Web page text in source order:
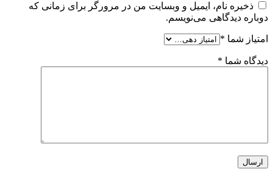
ذخیره نام، ایمیل و وبسایت من در مرورگر برای زمانی که
دوباره دیدگاهی می‌نویسم.
امتیاز شما *
دیدگاه شما *